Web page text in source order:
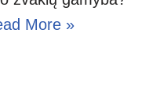
More »